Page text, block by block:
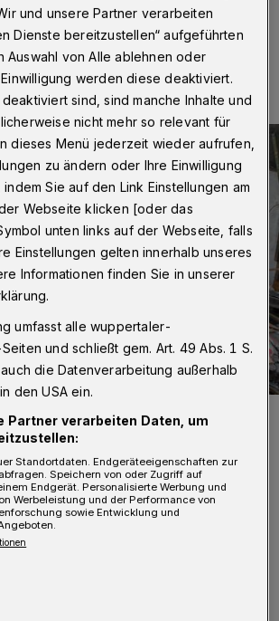
Uhr Eine Minute Lesezeit
an der Wittener Straße im Jahr 2020.
Potenzial, das ungenutzt
und für den großen Bedarf an
revitalisiert werden muss. Da
und unsere Partner verarbeiten
Dienste bereitzustellen“ aufgeführten
Auswahl von Alle ablehnen oder
werden diese deaktiviert.
sind, sind manche Inhalte und
nicht mehr so relevant für
dieses Menü jederzeit wieder aufrufen,
zu ändern oder Ihre Einwilligung
Sie auf den Link Einstellungen am
Webseite klicken [oder das
unten links auf der Webseite, falls
Einstellungen gelten innerhalb unseres
Informationen finden Sie in unserer
umfasst alle wuppertaler-
und schließt gem. Art. 49 Abs. 1 S.
auch die Datenverarbeitung außerhalb
den USA ein.
Partner verarbeiten Daten, um
Standortdaten. Endgeräteeigenschaften zur
Speichern von oder Zugriff auf
Endgerät. Personalisierte Werbung und
Werbeleistung und der Performance von
sowie Entwicklung und